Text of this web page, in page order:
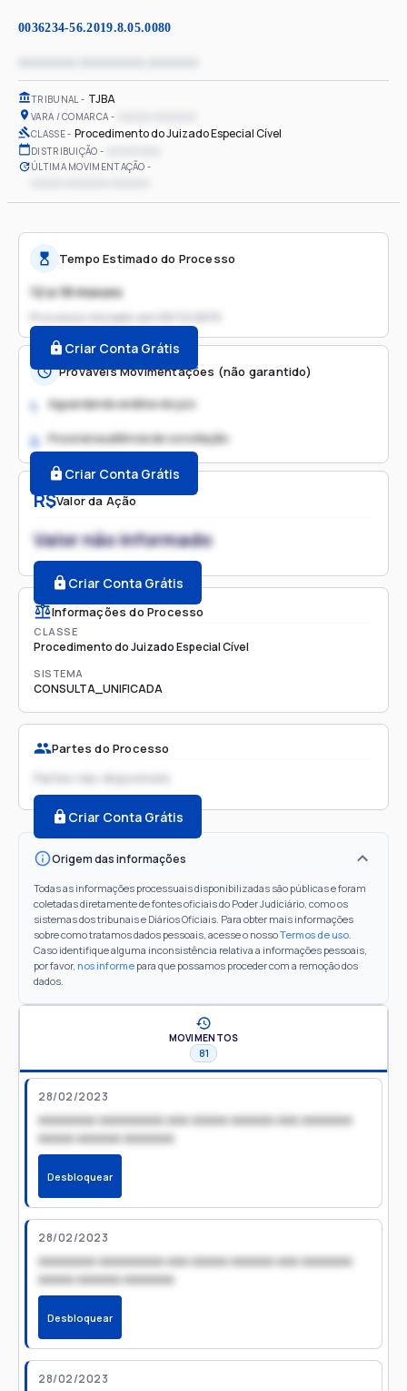
0036234-56.2019.8.05.0080
TRIBUNAL TJBA
VARA / COMARCA
CLASSE Procedimento do Juizado Especial Cível
DISTRIBUIÇÃO
ÚLTIMA MOVIMENTAÇÃO
R$Valor da Ação
Valor não informado
Criar Conta Grátis
Informações do Processo
CLASSE
Procedimento do Juizado Especial Cível
SISTEMA
CONSULTA_UNIFICADA
Partes do Processo
Partes não disponíveis
Criar Conta Grátis
Origem das informações
Todas as informações processuais disponibilizadas são públicas e foram
coletadas diretamente de fontes oficiais do Poder Judiciário, como os
sistemas dos tribunais e Diários Oficiais. Para obter mais informações
sobre como tratamos dados pessoais, acesse o nossoTermos de uso.
Caso identifique alguma inconsistência relativa a informações pessoais,
por favor, nos informe para que possamos proceder com a remoção dos
dados.
Tempo Estimado do Processo
12 a 18 meses
Processo iniciado em
Criar Conta Grátis
Prováveis Movimentações (não garantido)
1. Aguardando análise do juiz
2. Possível audiência de conciliação
Criar Conta Grátis
MOVIMENTOS
81
28/02/2023
xxxxxxxx xxxxxxxxx xxx xxxxx xxxxxx xxx xxxxxxx
xxxxx xxxxxx xxxxxxx
Desbloquear
28/02/2023
xxxxxxxx xxxxxxxxx xxx xxxxx xxxxxx xxx xxxxxxx
xxxxx xxxxxx xxxxxxx
Desbloquear
28/02/2023